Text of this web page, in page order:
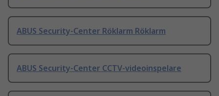
ABUS Security-Center Röklarm Röklarm
ABUS Security-Center CCTV-videoinspelare